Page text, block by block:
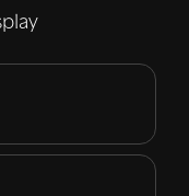
Targeting